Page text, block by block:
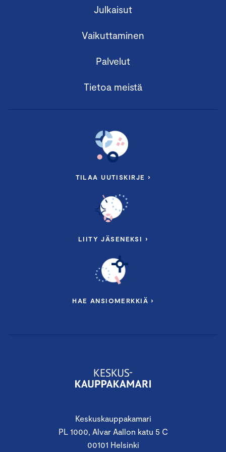
Keskuskauppakamari
PL 1000, Alvar Aallon katu 5 C
00101 Helsinki
Julkaisut
Vaikuttaminen
Palvelut
Tietoa meistä
TILAA UUTISKIRJE ›
LIITY JÄSENEKSI ›
HAE ANSIOMERKKIÄ ›